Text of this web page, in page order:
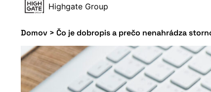
Highgate Group
Domov > Čo je dobropis a prečo nenahrádza